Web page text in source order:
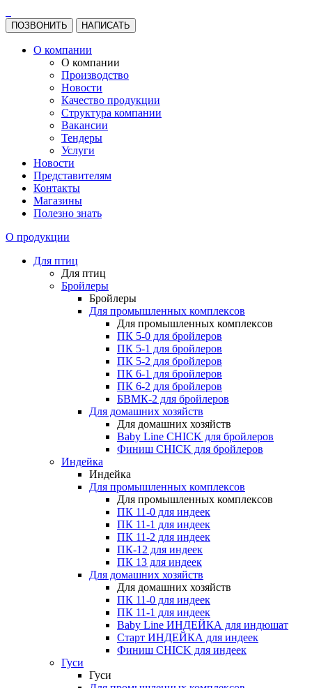
ПОЗВОНИТЬ НАПИСАТЬ
О компании
О компании
Производство
Новости
Качество продукции
Структура компании
Вакансии
Тендеры
Услуги
Новости
Представителям
Контакты
Магазины
Полезно знать
О продукции
Для птиц
Для птиц
Бройлеры
Бройлеры
Для промышленных комплексов
Для промышленных комплексов
ПК 5-0 для бройлеров
ПК 5-1 для бройлеров
ПК 5-2 для бройлеров
ПК 6-1 для бройлеров
ПК 6-2 для бройлеров
БВМК-2 для бройлеров
Для домашних хозяйств
Для домашних хозяйств
Baby Line CHICK для бройлеров
Финиш CHICK для бройлеров
Индейка
Индейка
Для промышленных комплексов
Для промышленных комплексов
ПК 11-0 для индеек
ПК 11-1 для индеек
ПК 11-2 для индеек
ПК-12 для индеек
ПК 13 для индеек
Для домашних хозяйств
Для домашних хозяйств
ПК 11-0 для индеек
ПК 11-1 для индеек
Baby Line ИНДЕЙКА для индюшат
Старт ИНДЕЙКА для индеек
Финиш CHICK для индеек
Гуси
Гуси